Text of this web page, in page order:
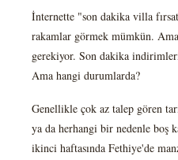
İnternette "son dakika villa
rakamlar görmek mümkün.
gerekiyor. Son dakika
Ama hangi durumlarda?
Genellikle çok az talep gören
ya da herhangi bir nedenle boş
ikinci haftasında Fethiye'de